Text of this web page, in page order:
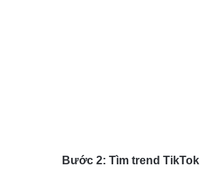
Bước 2: Tìm trend TikTok